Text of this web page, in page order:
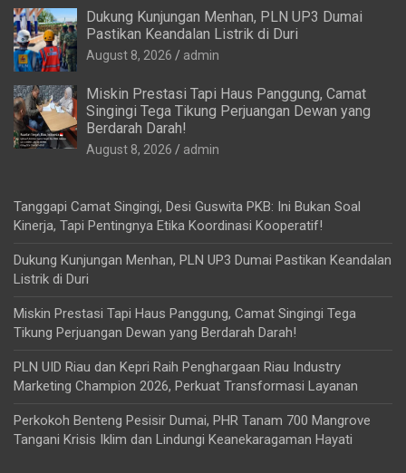
Dukung Kunjungan Menhan, PLN UP3 Dumai
Pastikan Keandalan Listrik di Duri
August 8, 2026 admin
Miskin Prestasi Tapi Haus Panggung, Camat
Singingi Tega Tikung Perjuangan Dewan yang
Berdarah Darah!
August 8, 2026 admin
Tanggapi Camat Singingi, Desi Guswita PKB: Ini Bukan Soal
Kinerja, Tapi Pentingnya Etika Koordinasi Kooperatif!
Dukung Kunjungan Menhan, PLN UP3 Dumai Pastikan Keandalan
Listrik di Duri
Miskin Prestasi Tapi Haus Panggung, Camat Singingi Tega
Tikung Perjuangan Dewan yang Berdarah Darah!
PLN UID Riau dan Kepri Raih Penghargaan Riau Industry
Marketing Champion 2026, Perkuat Transformasi Layanan
Perkokoh Benteng Pesisir Dumai, PHR Tanam 700 Mangrove
Tangani Krisis Iklim dan Lindungi Keanekaragaman Hayati